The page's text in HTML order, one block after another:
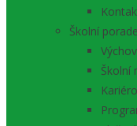
Školní
Školní